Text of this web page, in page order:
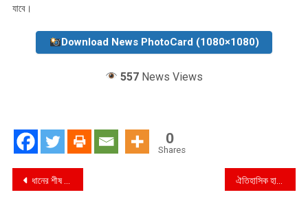
যাবে।
Download News PhotoCard (1080×1080)
557 News Views
0
Shares
Post
ধানের শীষ প্রার্থী পরিবর্তনে ফজলুল হক’র গণ মিছিল বিক্ষোভ সড়ক অবরোধ : চট্টগ্রাম ৫ আসন